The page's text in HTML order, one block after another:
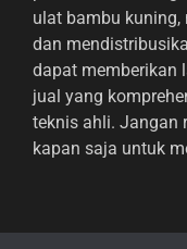
ulat bambu kuning,
dan
dapat memberikan
jual yang
teknis ahli. Jangan
kapan saja untuk